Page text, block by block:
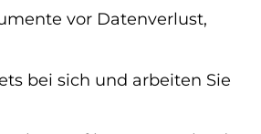
vor Datenverlust,
bei sich und arbeiten Sie